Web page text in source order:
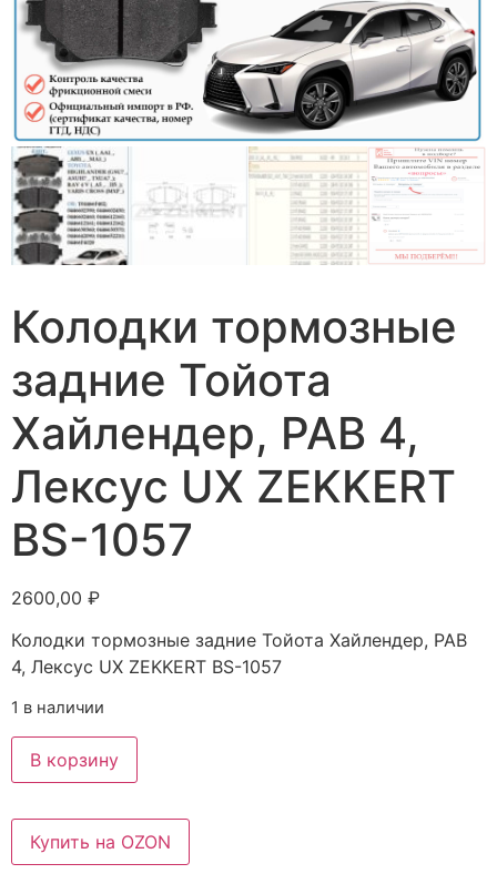
Колодки тормозные
задние Тойота
Хайлендер, РАВ 4,
Лексус UX ZEKKERT
BS-1057
2600,00 ₽
Колодки тормозные задние Тойота Хайлендер, РАВ
4, Лексус UX ZEKKERT BS-1057
1 в наличии
В корзину
Купить на OZON